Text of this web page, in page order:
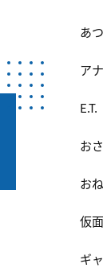
あ
ア
E.T.
お
お
仮
ギ